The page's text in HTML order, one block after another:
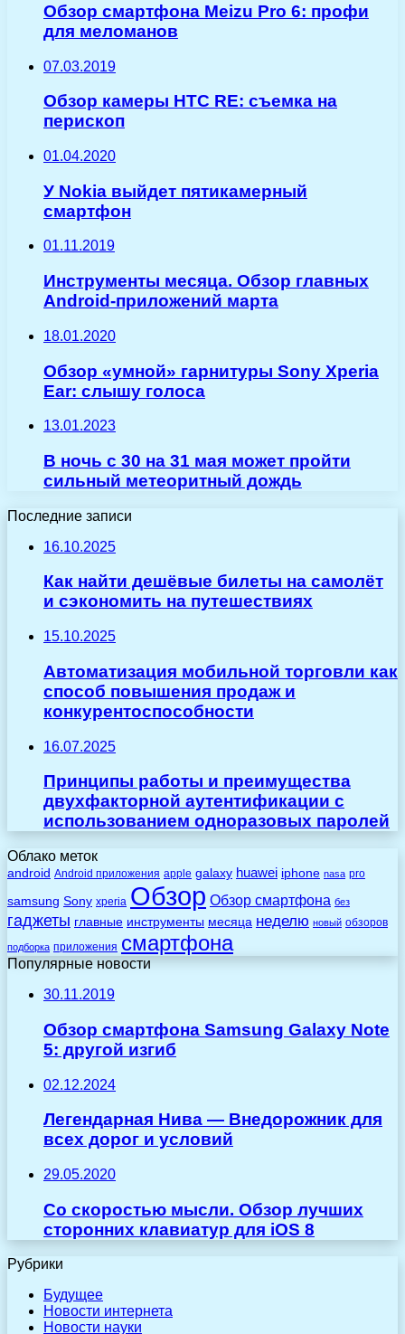
Обзор смартфона Meizu Pro 6: профи
для меломанов
07.03.2019
Обзор камеры HTC RE: съемка на
перископ
01.04.2020
У Nokia выйдет пятикамерный
смартфон
01.11.2019
Инструменты месяца. Обзор главных
Android-приложений марта
18.01.2020
Обзор «умной» гарнитуры Sony Xperia
Ear: слышу голоса
13.01.2023
В ночь с 30 на 31 мая может пройти
сильный метеоритный дождь
Последние записи
16.10.2025
Как найти дешёвые билеты на самолёт
и сэкономить на путешествиях
15.10.2025
Автоматизация мобильной торговли как
способ повышения продаж и
конкурентоспособности
16.07.2025
Принципы работы и преимущества
двухфакторной аутентификации с
использованием одноразовых паролей
Облако меток
android Android приложения apple galaxy huawei iphone nasa pro
samsung Sony xperia Обзор Обзор смартфона без
гаджеты главные инструменты месяца неделю новый обзоров
подборка приложения смартфона
Популярные новости
30.11.2019
Обзор смартфона Samsung Galaxy Note
5: другой изгиб
02.12.2024
Легендарная Нива — Внедорожник для
всех дорог и условий
29.05.2020
Со скоростью мысли. Обзор лучших
сторонних клавиатур для iOS 8
Рубрики
Будущее
Новости интернета
Новости науки